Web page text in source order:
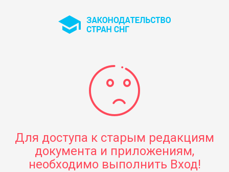
Для доступа к старым редакциям
документа и приложениям,
необходимо выполнить Вход!